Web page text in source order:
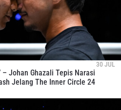
30 JUL
– Johan Ghazali Tepis Narasi
Jelang The Inner Circle 24